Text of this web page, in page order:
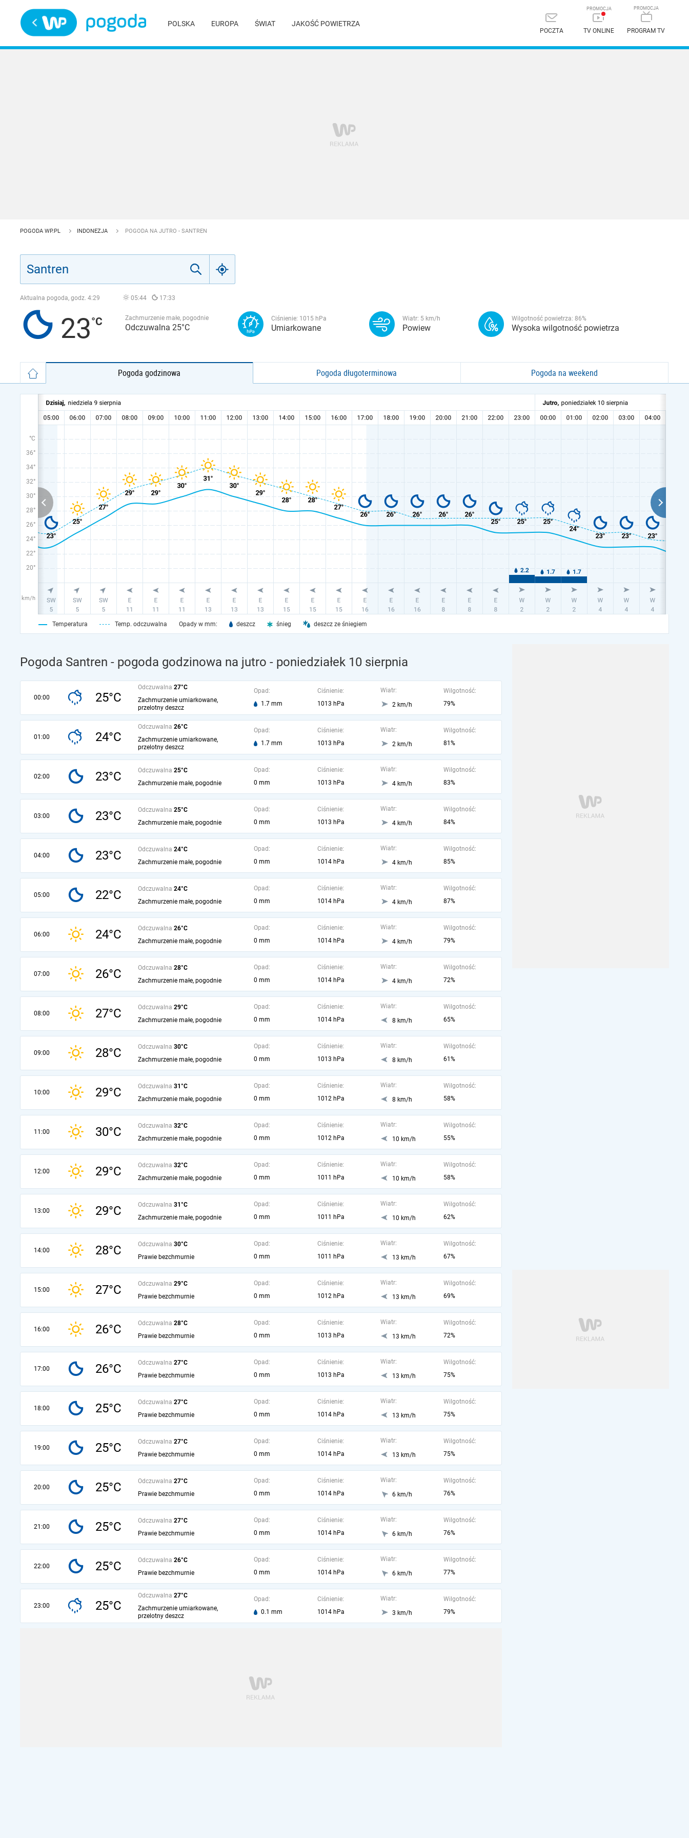
POLSKA EUROPA ŚWIAT JAKOŚĆ POWIETRZA
POCZTA TV ONLINE PROGRAM TV
POGODA WP.PL INDONEZJA POGODA NA JUTRO - SANTREN
Aktualna pogoda, godz. 4:29 05:44 17:33
23 Zachmurzenie małe, pogodnie
Odczuwalna 25°C
Ciśnienie: 1015 hPa
Umiarkowane
Wiatr: 5 km/h
Powiew
Wilgotność powietrza: 86%
Wysoka wilgotność powietrza
Pogoda godzinowa Pogoda długoterminowa Pogoda na weekend
°C
36°
34°
32°
30°
28°
26°
24°
22°
20°
km/h
Temperatura Temp. odczuwalna Opady w mm: deszcz śnieg deszcz ze śniegiem
Pogoda Santren - pogoda godzinowa na jutro - poniedziałek 10 sierpnia
00:00 25°C
Odczuwalna 27°C
Zachmurzenie umiarkowane,
przelotny deszcz
Opad:
1.7 mm
Ciśnienie:
1013 hPa
Wiatr:
2 km/h
Wilgotność:
79%
01:00 24°C
Odczuwalna 26°C
Zachmurzenie umiarkowane,
przelotny deszcz
Opad:
1.7 mm
Ciśnienie:
1013 hPa
Wiatr:
2 km/h
Wilgotność:
81%
02:00 23°C Odczuwalna 25°C
Zachmurzenie małe, pogodnie
Opad:
0 mm
Ciśnienie:
1013 hPa
Wiatr:
4 km/h
Wilgotność:
83%
03:00 23°C Odczuwalna 25°C
Zachmurzenie małe, pogodnie
Opad:
0 mm
Ciśnienie:
1013 hPa
Wiatr:
4 km/h
Wilgotność:
84%
04:00 23°C Odczuwalna 24°C
Zachmurzenie małe, pogodnie
Opad:
0 mm
Ciśnienie:
1014 hPa
Wiatr:
4 km/h
Wilgotność:
85%
05:00 22°C Odczuwalna 24°C
Zachmurzenie małe, pogodnie
Opad:
0 mm
Ciśnienie:
1014 hPa
Wiatr:
4 km/h
Wilgotność:
87%
06:00 24°C Odczuwalna 26°C
Zachmurzenie małe, pogodnie
Opad:
0 mm
Ciśnienie:
1014 hPa
Wiatr:
4 km/h
Wilgotność:
79%
07:00 26°C Odczuwalna 28°C
Zachmurzenie małe, pogodnie
Opad:
0 mm
Ciśnienie:
1014 hPa
Wiatr:
4 km/h
Wilgotność:
72%
08:00 27°C Odczuwalna 29°C
Zachmurzenie małe, pogodnie
Opad:
0 mm
Ciśnienie:
1014 hPa
Wiatr:
8 km/h
Wilgotność:
65%
09:00 28°C Odczuwalna 30°C
Zachmurzenie małe, pogodnie
Opad:
0 mm
Ciśnienie:
1013 hPa
Wiatr:
8 km/h
Wilgotność:
61%
10:00 29°C Odczuwalna 31°C
Zachmurzenie małe, pogodnie
Opad:
0 mm
Ciśnienie:
1012 hPa
Wiatr:
8 km/h
Wilgotność:
58%
11:00 30°C Odczuwalna 32°C
Zachmurzenie małe, pogodnie
Opad:
0 mm
Ciśnienie:
1012 hPa
Wiatr:
10 km/h
Wilgotność:
55%
12:00 29°C Odczuwalna 32°C
Zachmurzenie małe, pogodnie
Opad:
0 mm
Ciśnienie:
1011 hPa
Wiatr:
10 km/h
Wilgotność:
58%
13:00 29°C Odczuwalna 31°C
Zachmurzenie małe, pogodnie
Opad:
0 mm
Ciśnienie:
1011 hPa
Wiatr:
10 km/h
Wilgotność:
62%
14:00 28°C Odczuwalna 30°C
Prawie bezchmurnie
Opad:
0 mm
Ciśnienie:
1011 hPa
Wiatr:
13 km/h
Wilgotność:
67%
15:00 27°C Odczuwalna 29°C
Prawie bezchmurnie
Opad:
0 mm
Ciśnienie:
1012 hPa
Wiatr:
13 km/h
Wilgotność:
69%
16:00 26°C Odczuwalna 28°C
Prawie bezchmurnie
Opad:
0 mm
Ciśnienie:
1013 hPa
Wiatr:
13 km/h
Wilgotność:
72%
17:00 26°C Odczuwalna 27°C
Prawie bezchmurnie
Opad:
0 mm
Ciśnienie:
1013 hPa
Wiatr:
13 km/h
Wilgotność:
75%
18:00 25°C Odczuwalna 27°C
Prawie bezchmurnie
Opad:
0 mm
Ciśnienie:
1014 hPa
Wiatr:
13 km/h
Wilgotność:
75%
19:00 25°C Odczuwalna 27°C
Prawie bezchmurnie
Opad:
0 mm
Ciśnienie:
1014 hPa
Wiatr:
13 km/h
Wilgotność:
75%
20:00 25°C Odczuwalna 27°C
Prawie bezchmurnie
Opad:
0 mm
Ciśnienie:
1014 hPa
Wiatr:
6 km/h
Wilgotność:
76%
21:00 25°C Odczuwalna 27°C
Prawie bezchmurnie
Opad:
0 mm
Ciśnienie:
1014 hPa
Wiatr:
6 km/h
Wilgotność:
76%
22:00 25°C Odczuwalna 26°C
Prawie bezchmurnie
Opad:
0 mm
Ciśnienie:
1014 hPa
Wiatr:
6 km/h
Wilgotność:
77%
23:00 25°C
Odczuwalna 27°C
Zachmurzenie umiarkowane,
przelotny deszcz
Opad:
0.1 mm
Ciśnienie:
1014 hPa
Wiatr:
3 km/h
Wilgotność:
79%